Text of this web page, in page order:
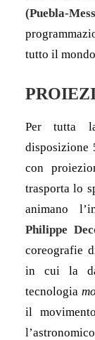
(Puebla-
tutto il
Per tutta
disposizione
con
trasporta lo
animano
Philippe
coreografie
in cui la
tecnologia
il